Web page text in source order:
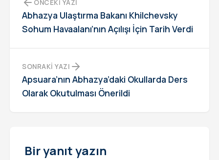
ÖNCEKI YAZI
Abhazya Ulaştırma Bakanı Khilchevsky
Sohum Havaalanı’nın Açılışı İçin Tarih Verdi
SONRAKI YAZI
Apsuara’nın Abhazya’daki Okullarda Ders
Olarak Okutulması Önerildi
Bir yanıt yazın